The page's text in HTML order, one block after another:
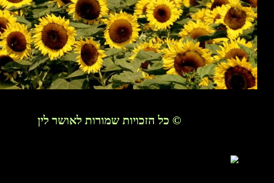
© כל הזכויות שמורות לאושר לין